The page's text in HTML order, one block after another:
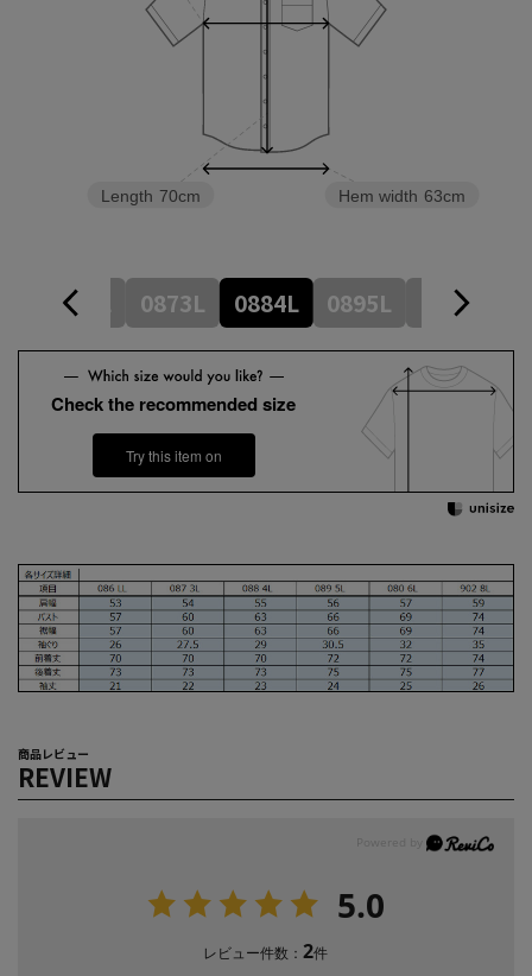
Hem width 63cm
Length 70cm
086LL 0873L 0884L 0895L 0806L
Check the recommended size
Try this item on
商品レビュー
REVIEW
5.0
レビュー件数：2件